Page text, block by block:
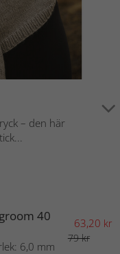
– den här
40
6,0 mm
63,20 kr
79 kr